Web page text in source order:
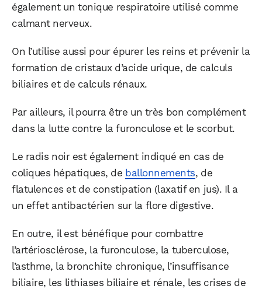
également un tonique respiratoire utilisé comme
calmant nerveux.
On l’utilise aussi pour épurer les reins et prévenir la
formation de cristaux d’acide urique, de calculs
biliaires et de calculs rénaux.
Par ailleurs, il pourra être un très bon complément
dans la lutte contre la furonculose et le scorbut.
Le radis noir est également indiqué en cas de
coliques hépatiques, de ballonnements, de
flatulences et de constipation (laxatif en jus). Il a
un effet antibactérien sur la flore digestive.
En outre, il est bénéfique pour combattre
l’artériosclérose, la furonculose, la tuberculose,
l’asthme, la bronchite chronique, l’insuffisance
biliaire, les lithiases biliaire et rénale, les crises de